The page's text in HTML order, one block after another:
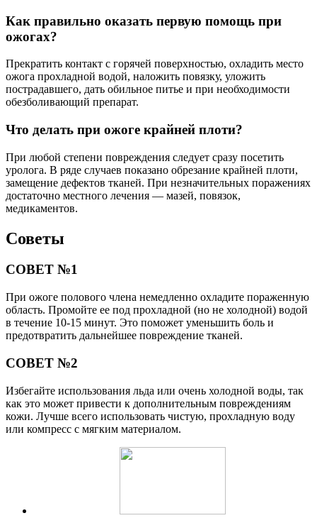
Как правильно оказать первую помощь при
ожогах?
Прекратить контакт с горячей поверхностью, охладить место
ожога прохладной водой, наложить повязку, уложить
пострадавшего, дать обильное питье и при необходимости
обезболивающий препарат.
Что делать при ожоге крайней плоти?
При любой степени повреждения следует сразу посетить
уролога. В ряде случаев показано обрезание крайней плоти,
замещение дефектов тканей. При незначительных поражениях
достаточно местного лечения — мазей, повязок,
медикаментов.
Советы
СОВЕТ №1
При ожоге полового члена немедленно охладите пораженную
область. Промойте ее под прохладной (но не холодной) водой
в течение 10-15 минут. Это поможет уменьшить боль и
предотвратить дальнейшее повреждение тканей.
СОВЕТ №2
Избегайте использования льда или очень холодной воды, так
как это может привести к дополнительным повреждениям
кожи. Лучше всего использовать чистую, прохладную воду
или компресс с мягким материалом.